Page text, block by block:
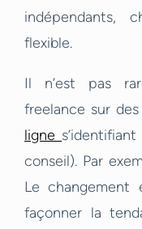
indépendants,
flexible.
Il n’est pas
freelance sur des
ligne
conseil). Par
Le
façonner la